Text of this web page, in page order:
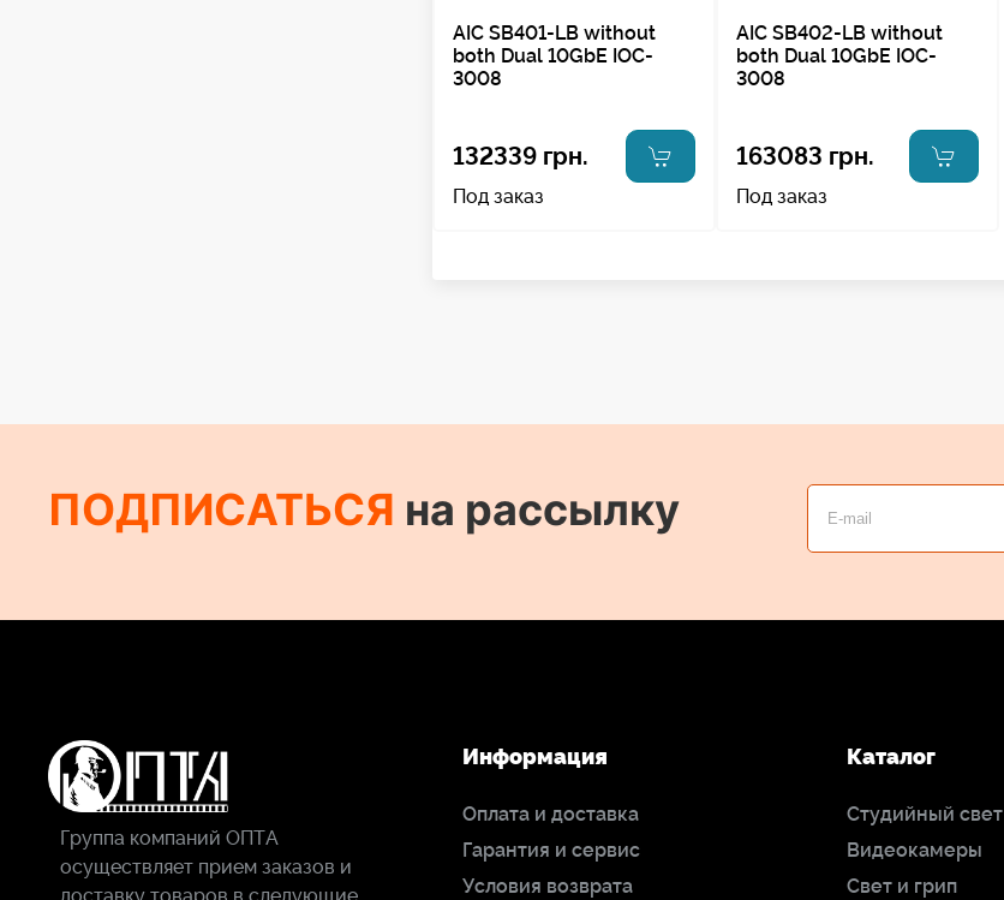
AIC SB401-LB without
both Dual 10GbE IOC-
3008
132339 грн.
Под заказ
AIC SB402-LB without
both Dual 10GbE IOC-
3008
163083 грн.
Под заказ
ПОДПИСАТЬСЯ на рассылку
Группа компаний ОПТА
осуществляет прием заказов и
доставку товаров в следующие
Информация
Оплата и доставка
Гарантия и сервис
Условия возврата
Каталог
Студийный свет
Видеокамеры
Свет и грип